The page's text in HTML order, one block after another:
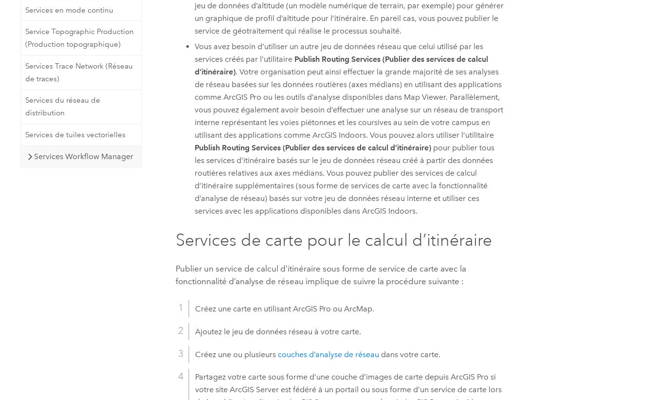
Services en mode continu
Service Topographic Production
(Production topographique)
Services Trace Network (Réseau
de traces)
Services du réseau de
distribution
Services de tuiles vectorielles
Services Workflow Manager
jeu de données d’altitude (un modèle numérique de terrain, par exemple) pour générer
un graphique de profil d’altitude pour l’itinéraire. En pareil cas, vous pouvez publier le
service de géotraitement qui réalise le processus souhaité.
Vous avez besoin d’utiliser un autre jeu de données réseau que celui utilisé par les
services créés par l’utilitaire Publish Routing Services (Publier des services de calcul
d’itinéraire). Votre organisation peut ainsi effectuer la grande majorité de ses analyses
de réseau basées sur les données routières (axes médians) en utilisant des applications
comme ArcGIS Pro ou les outils d’analyse disponibles dans Map Viewer. Parallèlement,
vous pouvez également avoir besoin d’effectuer une analyse sur un réseau de transport
interne représentant les voies piétonnes et les coursives au sein de votre campus en
utilisant des applications comme ArcGIS Indoors. Vous pouvez alors utiliser l’utilitaire
Publish Routing Services (Publier des services de calcul d’itinéraire)pour publier tous
les services d’itinéraire basés sur le jeu de données réseau créé à partir des données
routières relatives aux axes médians. Vous pouvez publier des services de calcul
d’itinéraire supplémentaires (sous forme de services de carte avec la fonctionnalité
d’analyse de réseau) basés sur votre jeu de données réseau interne et utiliser ces
services avec les applications disponibles dans ArcGIS Indoors.
Services de carte pour le calcul d’itinéraire
Publier un service de calcul d’itinéraire sous forme de service de carte avec la
fonctionnalité d’analyse de réseau implique de suivre la procédure suivante :
Créez une carte en utilisantArcGIS Pro ouArcMap.
Ajoutez le jeu de données réseau à votre carte.
Créez une ou plusieurs couches d’analyse de réseau dans votre carte.
Partagez votre carte sous forme d’une couche d’images de carte depuisArcGIS Pro si
votre siteArcGIS Server est fédéré à un portail ou sous forme d’un service de carte lors